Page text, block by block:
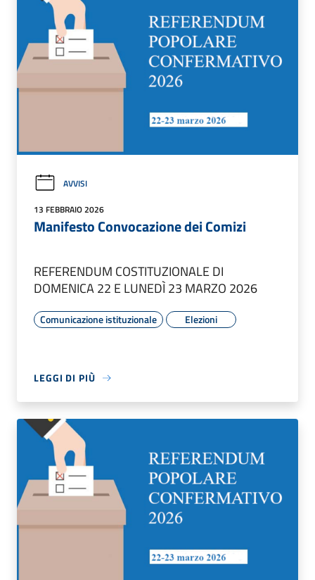
AVVISI
13 FEBBRAIO 2026
Manifesto Convocazione dei Comizi
REFERENDUM COSTITUZIONALE DI
DOMENICA 22 E LUNEDÌ 23 MARZO 2026
Comunicazione istituzionale Elezioni
LEGGI DI PIÙ